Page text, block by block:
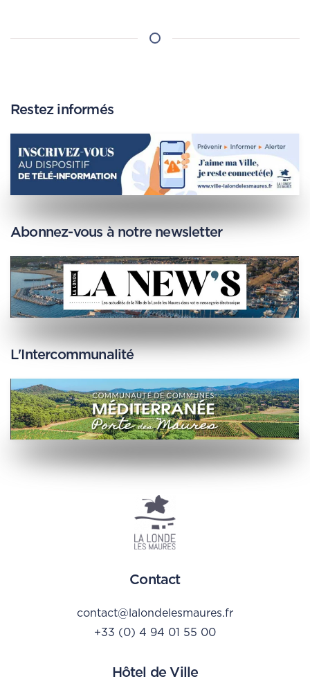
Restez informés
Abonnez-vous à notre newsletter
L'Intercommunalité
Hôtel de Ville
Contact
contact@lalondelesmaures.fr
+33 (0) 4 94 01 55 00